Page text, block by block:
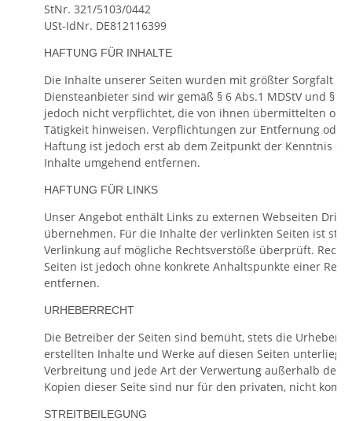
StNr. 321/5103/0442
USt-IdNr. DE812116399
HAFTUNG FÜR INHALTE
Die Inhalte unserer Seiten wurden mit größter Sorgfalt
Diensteanbieter sind wir gemäß § 6 Abs.1 MDStV und §
jedoch nicht verpflichtet, die von ihnen übermittelten
Tätigkeit hinweisen. Verpflichtungen zur Entfernung
Haftung ist jedoch erst ab dem Zeitpunkt der Kenntnis
Inhalte umgehend entfernen.
HAFTUNG FÜR LINKS
Unser Angebot enthält Links zu externen Webseiten
übernehmen. Für die Inhalte der verlinkten Seiten ist
Verlinkung auf mögliche Rechtsverstöße überprüft.
Seiten ist jedoch ohne konkrete Anhaltspunkte einer
entfernen.
URHEBERRECHT
Die Betreiber der Seiten sind bemüht, stets die
erstellten Inhalte und Werke auf diesen Seiten
Verbreitung und jede Art der Verwertung außerhalb der
Kopien dieser Seite sind nur für den privaten, nicht
STREITBEILEGUNG